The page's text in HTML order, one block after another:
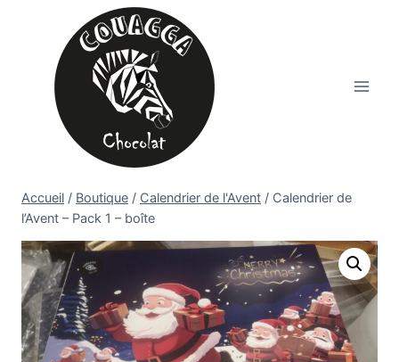
Accueil / Boutique / Calendrier de l'Avent / Calendrier de
l’Avent – Pack 1 – boîte